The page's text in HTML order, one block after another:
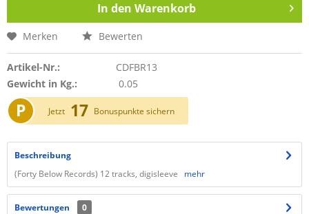
In den Warenkorb
Merken Bewerten
Artikel-Nr.:
CDFBR13
Gewicht in Kg.:
0.05
P Jetzt 17 Bonuspunkte sichern
Beschreibung
(Forty Below Records) 12 tracks, digisleeve mehr
Bewertungen
0